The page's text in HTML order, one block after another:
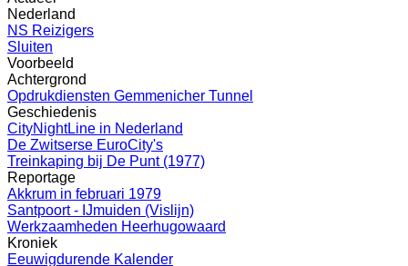
Nederland
NS Reizigers
Sluiten
Voorbeeld
Achtergrond
Opdrukdiensten Gemmenicher Tunnel
Geschiedenis
CityNightLine in Nederland
De Zwitserse EuroCity's
Treinkaping bij De Punt (1977)
Reportage
Akkrum in februari 1979
Santpoort - IJmuiden (Vislijn)
Werkzaamheden Heerhugowaard
Kroniek
Eeuwigdurende Kalender